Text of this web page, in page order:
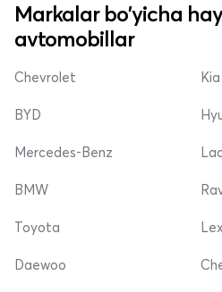
Markalar bo'yicha
avtomobillar
Chevrolet
BYD
Mercedes-Benz
Kia
BMW
Toyota
Daewoo